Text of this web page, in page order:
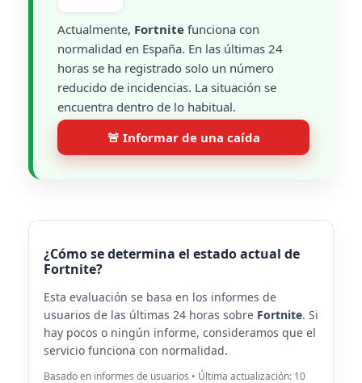
Actualmente, Fortnite funciona con
normalidad en España. En las últimas 24
horas se ha registrado solo un número
reducido de incidencias. La situación se
encuentra dentro de lo habitual.
🚨 Informar de una caída
¿Cómo se determina el estado actual de
Fortnite?
Esta evaluación se basa en los informes de
usuarios de las últimas 24 horas sobre Fortnite. Si
hay pocos o ningún informe, consideramos que el
servicio funciona con normalidad.
Basado en informes de usuarios • Última actualización: 10